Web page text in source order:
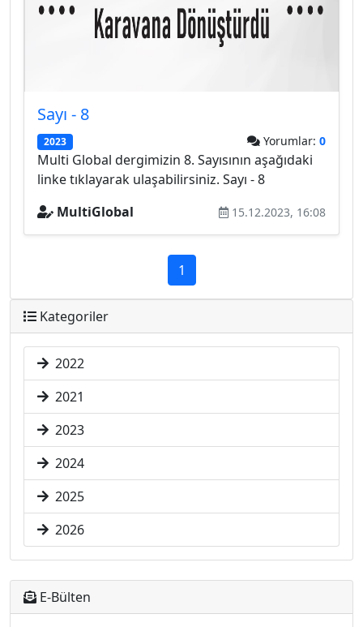
Sayı - 8
2023 Yorumlar: 0
Multi Global dergimizin 8. Sayısının aşağıdaki
linke tıklayarak ulaşabilirsiniz. Sayı - 8
MultiGlobal
15.12.2023, 16:08
1
Kategoriler
2022
2021
2023
2024
2025
2026
E-Bülten